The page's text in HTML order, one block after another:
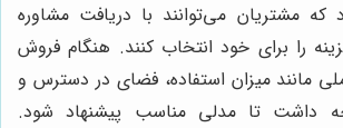
که مشتریان می‌توانند با دریافت مشاوره
را برای خود انتخاب کنند. هنگام فروش
مانند میزان استفاده، فضای در دسترس و
داشت تا مدلی مناسب پیشنهاد شود.